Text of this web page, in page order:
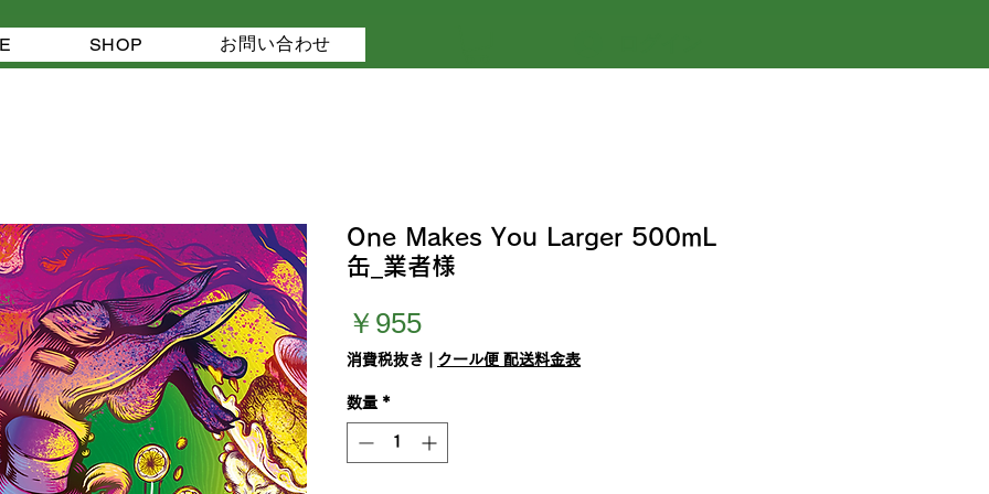
SHOP お問い合わせ
One Makes You Larger 500mL
缶_業者様
￥955価
格
消費税抜き クール便 配送料金表
数量 *